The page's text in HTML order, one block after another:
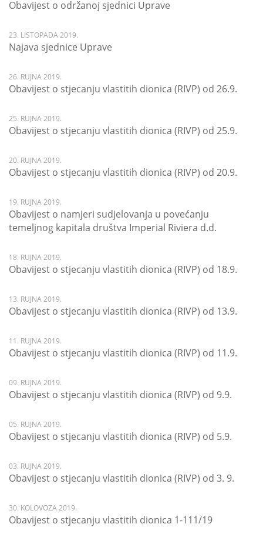
Obavijest o održanoj sjednici Uprave
23. LISTOPADA 2019.
Najava sjednice Uprave
26. RUJNA 2019.
Obavijest o stjecanju vlastitih dionica (RIVP) od 26.9.
25. RUJNA 2019.
Obavijest o stjecanju vlastitih dionica (RIVP) od 25.9.
20. RUJNA 2019.
Obavijest o stjecanju vlastitih dionica (RIVP) od 20.9.
19. RUJNA 2019.
Obavijest o namjeri sudjelovanja u povećanju
temeljnog kapitala društva Imperial Riviera d.d.
18. RUJNA 2019.
Obavijest o stjecanju vlastitih dionica (RIVP) od 18.9.
13. RUJNA 2019.
Obavijest o stjecanju vlastitih dionica (RIVP) od 13.9.
11. RUJNA 2019.
Obavijest o stjecanju vlastitih dionica (RIVP) od 11.9.
09. RUJNA 2019.
Obavijest o stjecanju vlastitih dionica (RIVP) od 9.9.
05. RUJNA 2019.
Obavijest o stjecanju vlastitih dionica (RIVP) od 5.9.
03. RUJNA 2019.
Obavijest o stjecanju vlastitih dionica (RIVP) od 3. 9.
30. KOLOVOZA 2019.
Obavijest o stjecanju vlastitih dionica 1-111/19